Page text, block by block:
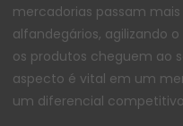
mercadorias passam
alfandegários, agilizando
os produtos cheguem ao
aspecto é vital em um
um diferencial